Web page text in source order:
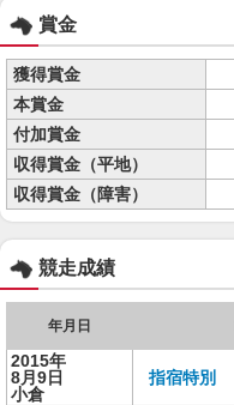
賞金
獲得賞金
本賞金
付加賞金
収得賞金（平地）
収得賞金（障害）
競走成績
年月日
2015年
8月9日
小倉
指宿特別